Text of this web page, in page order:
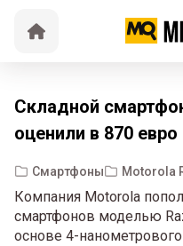
Складной
оценили в 870 евро
Смартфоны Motorola
Компания Motorola
смартфонов моделью
основе 4-